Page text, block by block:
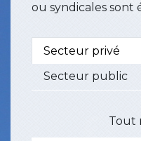
ou syndicales sont
Secteur privé
Secteur public
Tout